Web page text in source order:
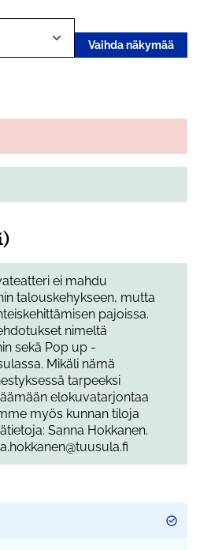
Vaihda näkymää
ei mahdu
talouskehykseen, mutta
pajoissa.
nimeltä
sekä Pop up -
Mikäli nämä
tarpeeksi
elokuvatarjontaa
myös kunnan tiloja
Sanna Hokkanen.